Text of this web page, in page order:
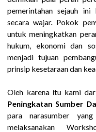
pemerintahan sejauh ini
secara wajar. Pokok
untuk meningkatkan
hukum, ekonomi dan
menjadi tujuan
prinsip kesetaraan dan
Oleh karena itu kami
Peningkatan Sumber
para narasumber
melaksanakan